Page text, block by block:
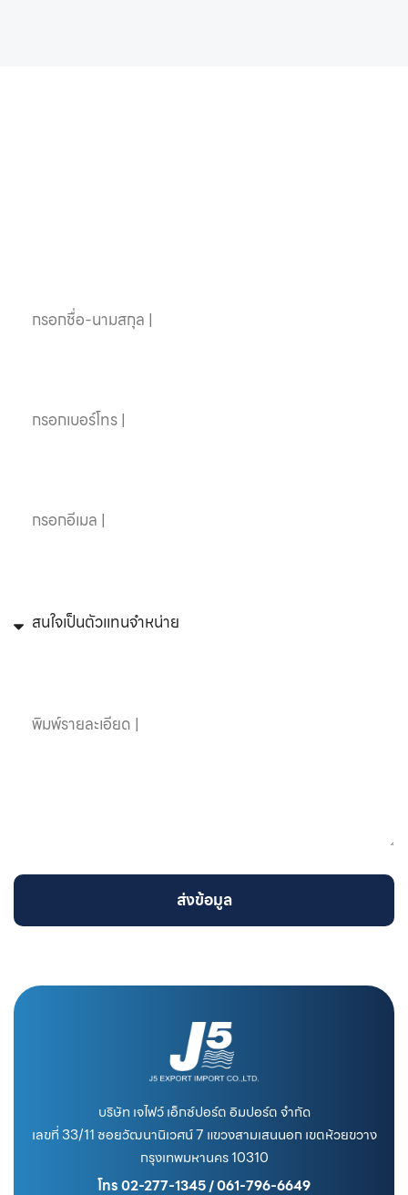
ส่งข้อมูล
บริษัท เจไฟว์ เอ็กซ์ปอร์ต อิมปอร์ต จำกัด
เลขที่ 33/11 ซอยวัฒนานิเวศน์ 7 แขวงสามเสนนอก เขตห้วยขวาง
กรุงเทพมหานคร 10310
โทร 02-277-1345 / 061-796-6649